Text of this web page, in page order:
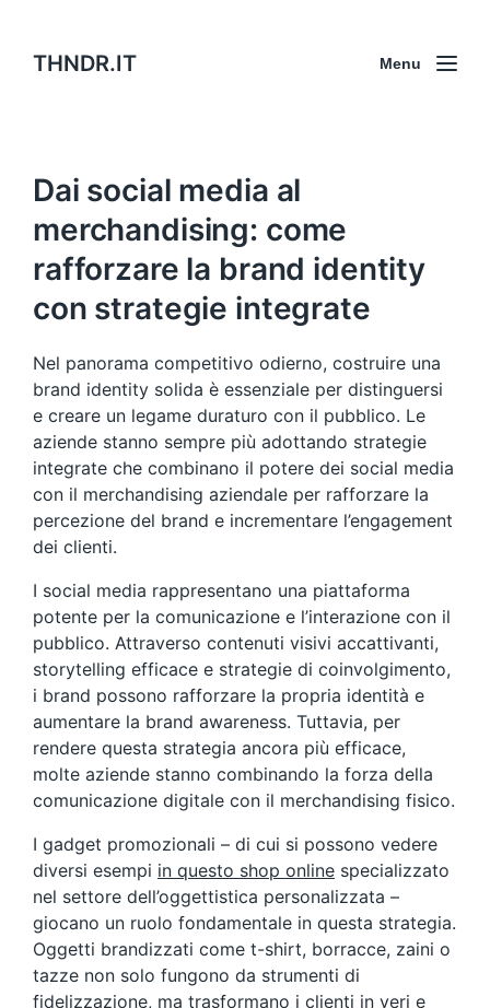
THNDR.IT Menu
Dai social media al
merchandising: come
rafforzare la brand identity
con strategie integrate
Nel panorama competitivo odierno, costruire una
brand identity solida è essenziale per distinguersi
e creare un legame duraturo con il pubblico. Le
aziende stanno sempre più adottando strategie
integrate che combinano il potere dei social media
con il merchandising aziendale per rafforzare la
percezione del brand e incrementare l’engagement
dei clienti.
I social media rappresentano una piattaforma
potente per la comunicazione e l’interazione con il
pubblico. Attraverso contenuti visivi accattivanti,
storytelling efficace e strategie di coinvolgimento,
i brand possono rafforzare la propria identità e
aumentare la brand awareness. Tuttavia, per
rendere questa strategia ancora più efficace,
molte aziende stanno combinando la forza della
comunicazione digitale con il merchandising fisico.
I gadget promozionali – di cui si possono vedere
diversi esempi in questo shop online specializzato
nel settore dell’oggettistica personalizzata –
giocano un ruolo fondamentale in questa strategia.
Oggetti brandizzati come t-shirt, borracce, zaini o
tazze non solo fungono da strumenti di
fidelizzazione, ma trasformano i clienti in veri e